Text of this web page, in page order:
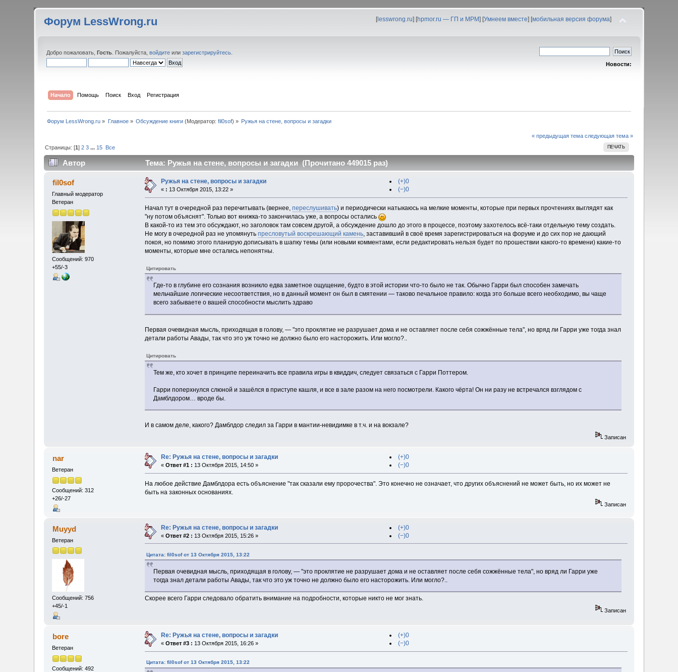
Форум LessWrong.ru [lesswrong.ru] [hpmor.ru — ГП и МРМ] [Умнеем вместе] [мобильная версия форума]
Добро пожаловать,Гость . Пожалуйста,войдите илизарегистрируйтесь
Новости:
Начало Помощь Поиск Вход Регистрация
Форум LessWrong.ru » Главное» Обсуждение книги (Модератор:fil0sof) » Ружья на стене, вопросы и загадки
« предыдущая тема следующая тема »
ПЕЧАТЬ
Страницы: [1]2 3 ... 15 Все
Автор Тема: Ружья на стене, вопросы и загадки (Прочитано 449015 раз)
fil0sof
Главный модератор
Ветеран
Сообщений: 970
+55/-3
Ружья на стене, вопросы и загадки
« : 13 Октября 2015, 13:22 »
(+)0
(−)0
Начал тут в очередной раз перечитывать (вернее, переслушивать) и периодически натыкаюсь на мелкие моменты, которые при первых прочтениях выглядят как
"ну потом объяснят". Только вот книжка-то закончилась уже, а вопросы остались
В какой-то из тем это обсуждают, но заголовок там совсем другой, а обсуждение дошло до этого в процессе, поэтому захотелось всё-таки отдельную тему создать.
Не могу в очередной раз не упомянуть пресловутый воскрешающий камень, заставивший в своё время зарегистрироваться на форуме и до сих пор не дающий
покоя, но помимо этого планирую дописывать в шапку темы (или новыми комментами, если редактировать нельзя будет по прошествии какого-то времени) какие-то
моменты, которые мне остались непонятны.
Цитировать
Где-то в глубине его сознания возникло едва заметное ощущение, будто в этой истории что-то было не так. Обычно Гарри был способен замечать
мельчайшие логические несоответствия, но в данный момент он был в смятении — таково печальное правило: когда это больше всего необходимо, вы чаще
всего забываете о вашей способности мыслить здраво
Первая очевидная мысль, приходящая в голову, — "это проклятие не разрушает дома и не оставляет после себя сожжённые тела", но вряд ли Гарри уже тогда знал
детали работы Авады, так что это уж точно не должно было его насторожить. Или могло?..
Цитировать
Тем же, кто хочет в принципе переиначить все правила игры в квиддич, следует связаться с Гарри Поттером.
Гарри поперхнулся слюной и зашёлся в приступе кашля, и все в зале разом на него посмотрели. Какого чёрта! Он ни разу не встречался взглядом с
Дамблдором… вроде бы.
И в самом деле, какого? Дамблдор следил за Гарри в мантии-невидимке в т.ч. и на вокзале?
Записан
nar
Ветеран
Сообщений: 312
+26/-27
Re: Ружья на стене, вопросы и загадки
«Ответ #1 : 13 Октября 2015, 14:50 »
(+)0
(−)0
На любое действие Дамблдора есть объяснение "так сказали ему пророчества". Это конечно не означает, что других объяснений не может быть, но их может не
быть на законных основаниях.
Записан
Muyyd
Ветеран
Сообщений: 756
+45/-1
Re: Ружья на стене, вопросы и загадки
«Ответ #2 : 13 Октября 2015, 15:26 »
(+)0
(−)0
Цитата: fil0sof от 13 Октября 2015, 13:22
Первая очевидная мысль, приходящая в голову, — "это проклятие не разрушает дома и не оставляет после себя сожжённые тела", но вряд ли Гарри уже
тогда знал детали работы Авады, так что это уж точно не должно было его насторожить. Или могло?..
Скорее всего Гарри следовало обратить внимание на подробности, которые никто не мог знать.
Записан
bore
Ветеран
Сообщений: 492
Re: Ружья на стене, вопросы и загадки
«Ответ #3 : 13 Октября 2015, 16:26 »
(+)0
(−)0
Цитата: fil0sof от 13 Октября 2015, 13:22